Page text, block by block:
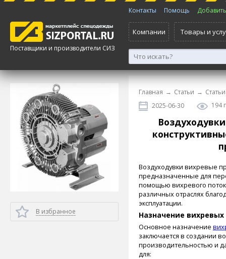
Поставщики и производители СИЗ
Контакты Помощь
Компании Товары и
В избранное
Главная → Статьи →
2025-06-30
194
Воздуходувки вихревые
предназначенные для
помощью вихревого
различных отраслях
эксплуатации.
Назначение
Основное назначение
заключается в создании
производительностью и
для: